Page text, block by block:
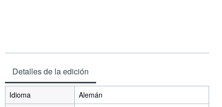
Detalles de la edición
Idioma
Alemán